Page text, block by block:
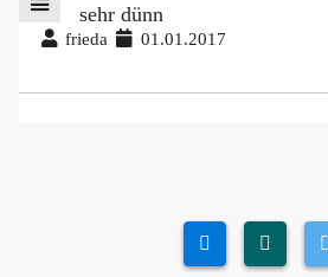
sehr dünn
frieda 01.01.2017